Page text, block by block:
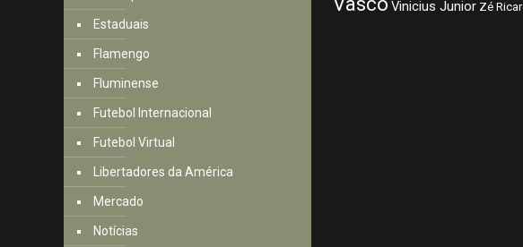
Estaduais
Flamengo
Fluminense
Futebol Internacional
Futebol Virtual
Libertadores da América
Mercado
Notícias
Vinicius Junior Zé